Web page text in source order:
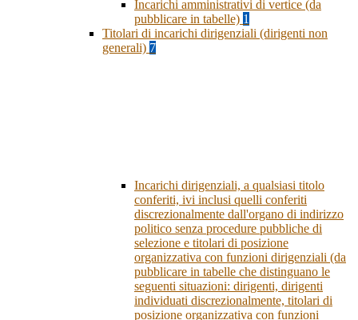
Incarichi amministrativi di vertice (da
pubblicare in tabelle) 1
Titolari di incarichi dirigenziali (dirigenti non
generali) 7
Incarichi dirigenziali, a qualsiasi titolo
conferiti, ivi inclusi quelli conferiti
discrezionalmente dall'organo di indirizzo
politico senza procedure pubbliche di
selezione e titolari di posizione
organizzativa con funzioni dirigenziali (da
pubblicare in tabelle che distinguano le
seguenti situazioni: dirigenti, dirigenti
individuati discrezionalmente, titolari di
posizione organizzativa con funzioni